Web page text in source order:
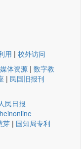
用 | 校外访问
体资源 | 数字教
| 民国旧报刊
民日报
heinonline
芽 | 国知局专利